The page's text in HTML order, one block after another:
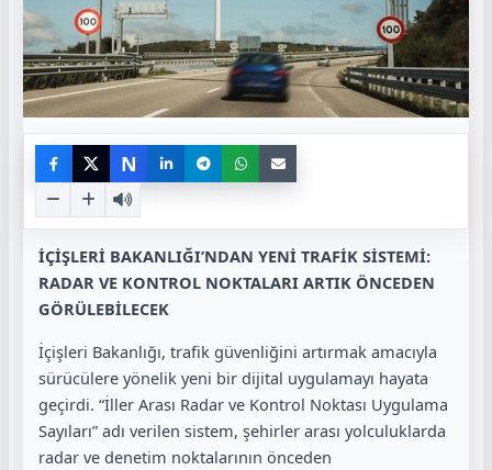
N
İÇİŞLERİ BAKANLIĞI’NDAN YENİ TRAFİK SİSTEMİ:
RADAR VE KONTROL NOKTALARI ARTIK ÖNCEDEN
GÖRÜLEBİLECEK
İçişleri Bakanlığı, trafik güvenliğini artırmak amacıyla
sürücülere yönelik yeni bir dijital uygulamayı hayata
geçirdi. “İller Arası Radar ve Kontrol Noktası Uygulama
Sayıları” adı verilen sistem, şehirler arası yolculuklarda
radar ve denetim noktalarının önceden